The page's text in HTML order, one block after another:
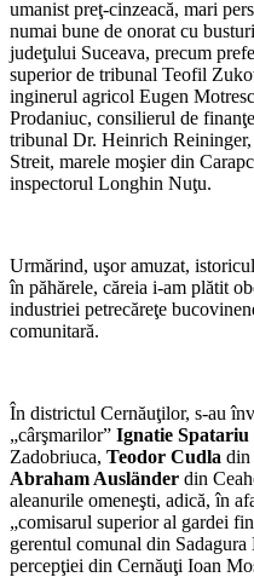
umanist preţ-cinzeacă, mari
numai bune de onorat cu
judeţului Suceava, precum
superior de tribunal Teofil
inginerul agricol Eugen
Prodaniuc, consilierul de
tribunal Dr. Heinrich
Streit, marele moşier din
inspectorul Longhin Nuţu.
Urmărind, uşor amuzat,
în păhărele, căreia i-am plătit
industriei petrecăreţe
comunitară.
În districtul Cernăuţilor, s-au
„cârşmarilor” Ignatie Spatariu
Zadobriuca, Teodor Cudla din
Abraham Ausländer din
aleanurile omeneşti, adică, în
„comisarul superior al gardei
gerentul comunal din
percepţiei din Cernăuţi Ioan